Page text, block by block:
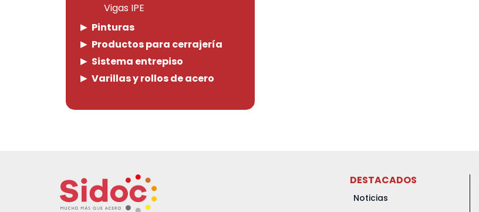
Vigas IPE
Pinturas
Productos para cerrajería
Sistema entrepiso
Varillas y rollos de acero
DESTACADOS
Noticias